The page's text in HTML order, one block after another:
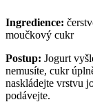
Ingredience:
moučkový cukr
Postup: Jogurt
nemusíte, cukr
naskládejte vrstvu
podávejte.